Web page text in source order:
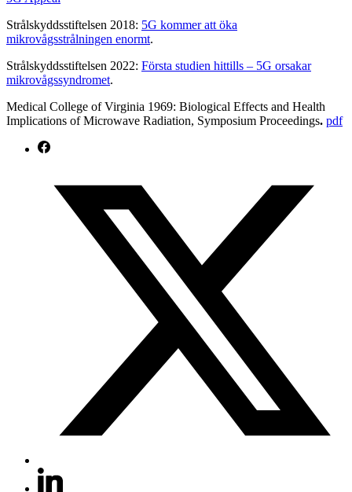
Strålskyddsstiftelsen 2018: 5G kommer att öka
mikrovågsstrålningen enormt.
Strålskyddsstiftelsen 2022: Första studien hittills – 5G orsakar
mikrovågssyndromet.
Medical College of Virginia 1969: Biological Effects and Health
Implications of Microwave Radiation, Symposium Proceedings. pdf